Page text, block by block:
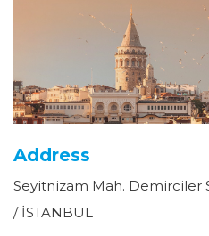
Address
Seyitnizam Mah. Demirciler
/ İSTANBUL